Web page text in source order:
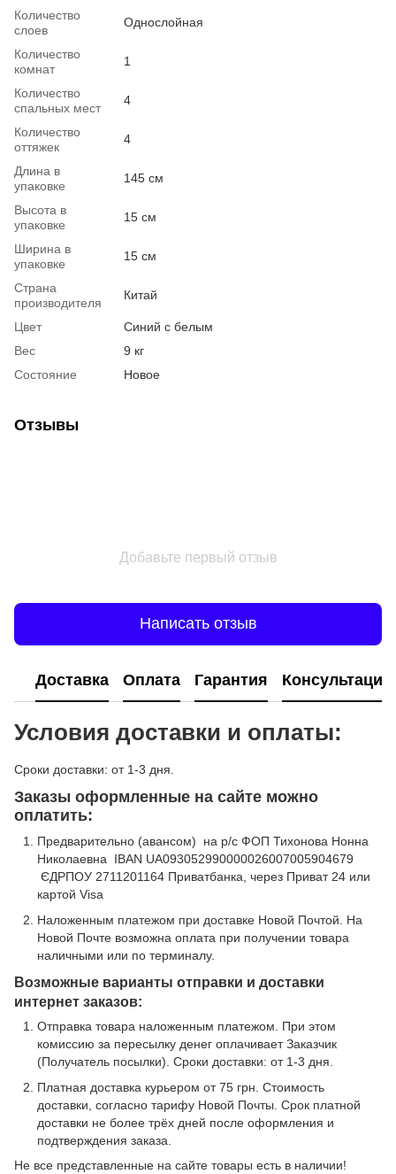
Количество
слоев
Однослойная
Количество
комнат
1
Количество
спальных мест
4
Количество
оттяжек
4
Длина в
упаковке
145 см
Высота в
упаковке
15 см
Ширина в
упаковке
15 см
Страна
производителя
Китай
Цвет
Синий с белым
Вес
9 кг
Состояние
Новое
Отзывы
Добавьте первый отзыв
Написать отзыв
Доставка Оплата Гарантия Консультация
Условия доставки и оплаты:
Сроки доставки: от 1-3 дня.
Заказы оформленные на сайте можно
оплатить:
Предварительно (авансом) на р/с ФОП Тихонова Нонна
Николаевна IBAN UA093052990000026007005904679
ЄДРПОУ 2711201164 Приватбанка, через Приват 24 или
картой Visa
Наложенным платежом при доставке Новой Почтой. На
Новой Почте возможна оплата при получении товара
наличными или по терминалу.
Возможные варианты отправки и доставки
интернет заказов:
Отправка товара наложенным платежом. При этом
комиссию за пересылку денег оплачивает Заказчик
(Получатель посылки). Сроки доставки: от 1-3 дня.
Платная доставка курьером от 75 грн. Стоимость
доставки, согласно тарифу Новой Почты. Срок платной
доставки не более трёх дней после оформления и
подтверждения заказа.
Не все представленные на сайте товары есть в наличии!